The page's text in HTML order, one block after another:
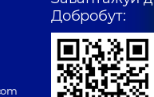
Добробут: